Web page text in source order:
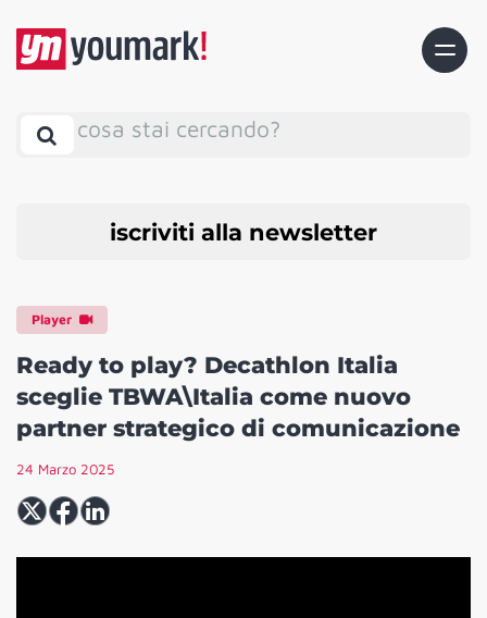
cosa stai cercando?
iscriviti alla newsletter
Player
Ready to play? Decathlon Italia
sceglie TBWA\Italia come nuovo
partner strategico di comunicazione
24 Marzo 2025